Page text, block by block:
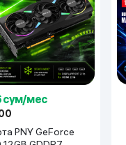
сум/мес
PNY GeForce